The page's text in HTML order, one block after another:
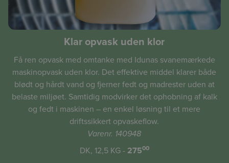
Klar opvask uden klor
Få ren opvask med omtanke med Idunas svanemærkede
maskinopvask uden klor. Det effektive middel klarer både
blødt og hårdt vand og fjerner fedt og madrester uden at
belaste miljøet. Samtidig modvirker det ophobning af kalk
og fedt i maskinen – en enkel løsning til et mere
driftssikkert opvaskeflow.
Varenr. 140948
DK, 12,5 KG - 27500